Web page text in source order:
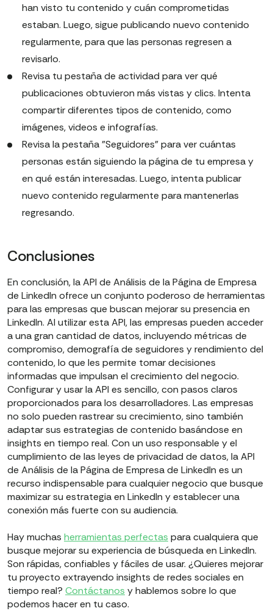
han visto tu contenido y cuán comprometidas
estaban. Luego, sigue publicando nuevo contenido
regularmente, para que las personas regresen a
revisarlo.
Revisa tu pestaña de actividad para ver qué
publicaciones obtuvieron más vistas y clics. Intenta
compartir diferentes tipos de contenido, como
imágenes, videos e infografías.
Revisa la pestaña "Seguidores" para ver cuántas
personas están siguiendo la página de tu empresa y
en qué están interesadas. Luego, intenta publicar
nuevo contenido regularmente para mantenerlas
regresando.
Conclusiones
En conclusión, la API de Análisis de la Página de Empresa
de LinkedIn ofrece un conjunto poderoso de herramientas
para las empresas que buscan mejorar su presencia en
LinkedIn. Al utilizar esta API, las empresas pueden acceder
a una gran cantidad de datos, incluyendo métricas de
compromiso, demografía de seguidores y rendimiento del
contenido, lo que les permite tomar decisiones
informadas que impulsan el crecimiento del negocio.
Configurar y usar la API es sencillo, con pasos claros
proporcionados para los desarrolladores. Las empresas
no solo pueden rastrear su crecimiento, sino también
adaptar sus estrategias de contenido basándose en
insights en tiempo real. Con un uso responsable y el
cumplimiento de las leyes de privacidad de datos, la API
de Análisis de la Página de Empresa de LinkedIn es un
recurso indispensable para cualquier negocio que busque
maximizar su estrategia en LinkedIn y establecer una
conexión más fuerte con su audiencia.
Hay muchas herramientas perfectas para cualquiera que
busque mejorar su experiencia de búsqueda en LinkedIn.
Son rápidas, confiables y fáciles de usar. ¿Quieres mejorar
tu proyecto extrayendo insights de redes sociales en
tiempo real? Contáctanos y hablemos sobre lo que
podemos hacer en tu caso.